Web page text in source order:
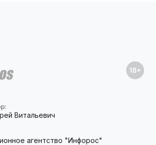
Витальевич
агентство "Инфорос"